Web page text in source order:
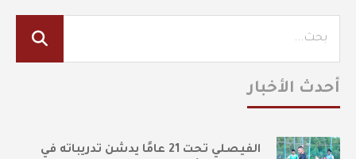
أحدث الأخبار
الفيصلي تحت 21 عامًا يدشن تدريباته في